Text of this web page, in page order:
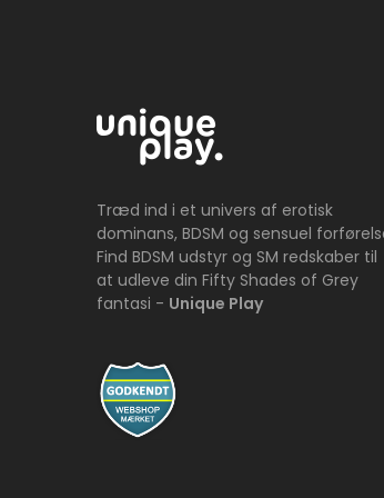
Træd ind i et univers af erotisk
dominans, BDSM og sensuel
Find BDSM udstyr og SM redskaber til
at udleve din Fifty Shades of Grey
fantasi - Unique Play